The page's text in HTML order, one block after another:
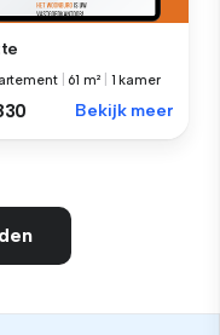
61 m² 1 kamer
Bekijk meer